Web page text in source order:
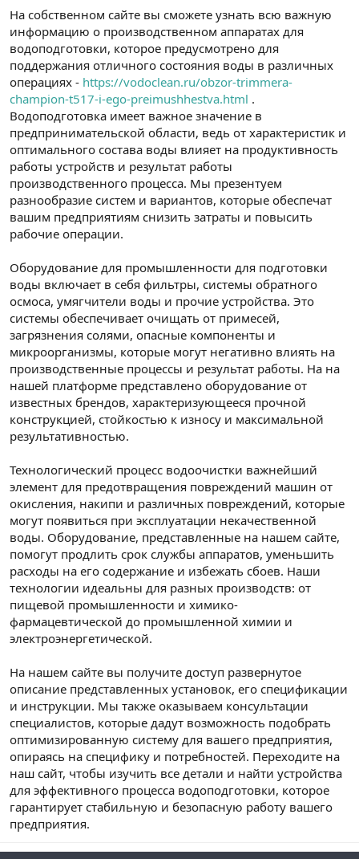
На собственном сайте вы сможете узнать всю важную
информацию о производственном аппаратах для
водоподготовки, которое предусмотрено для
поддержания отличного состояния воды в различных
операциях - https://vodoclean.ru/obzor-trimmera-
champion-t517-i-ego-preimushhestva.html .
Водоподготовка имеет важное значение в
предпринимательской области, ведь от характеристик и
оптимального состава воды влияет на продуктивность
работы устройств и результат работы
производственного процесса. Мы презентуем
разнообразие систем и вариантов, которые обеспечат
вашим предприятиям снизить затраты и повысить
рабочие операции.
Оборудование для промышленности для подготовки
воды включает в себя фильтры, системы обратного
осмоса, умягчители воды и прочие устройства. Это
системы обеспечивает очищать от примесей,
загрязнения солями, опасные компоненты и
микроорганизмы, которые могут негативно влиять на
производственные процессы и результат работы. На на
нашей платформе представлено оборудование от
известных брендов, характеризующееся прочной
конструкцией, стойкостью к износу и максимальной
результативностью.
Технологический процесс водоочистки важнейший
элемент для предотвращения повреждений машин от
окисления, накипи и различных повреждений, которые
могут появиться при эксплуатации некачественной
воды. Оборудование, представленные на нашем сайте,
помогут продлить срок службы аппаратов, уменьшить
расходы на его содержание и избежать сбоев. Наши
технологии идеальны для разных производств: от
пищевой промышленности и химико-
фармацевтической до промышленной химии и
электроэнергетической.
На нашем сайте вы получите доступ развернутое
описание представленных установок, его спецификации
и инструкции. Мы также оказываем консультации
специалистов, которые дадут возможность подобрать
оптимизированную систему для вашего предприятия,
опираясь на специфику и потребностей. Переходите на
наш сайт, чтобы изучить все детали и найти устройства
для эффективного процесса водоподготовки, которое
гарантирует стабильную и безопасную работу вашего
предприятия.